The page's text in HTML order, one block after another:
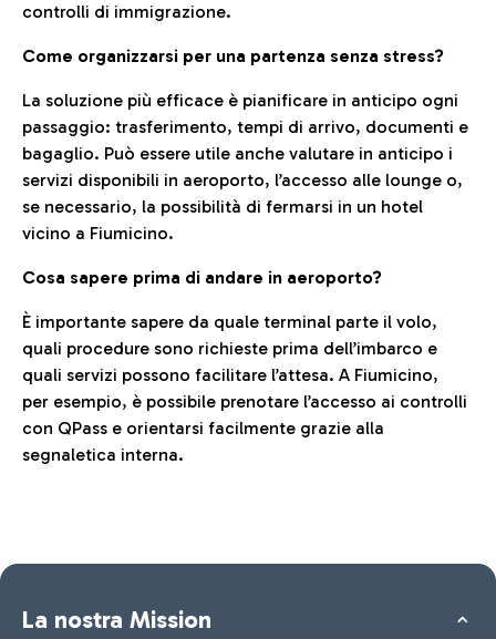
controlli di immigrazione.
Come organizzarsi per una partenza senza stress?
La soluzione più efficace è pianificare in anticipo ogni
passaggio: trasferimento, tempi di arrivo, documenti e
bagaglio. Può essere utile anche valutare in anticipo i
servizi disponibili in aeroporto, l’accesso alle lounge o,
se necessario, la possibilità di fermarsi in un hotel
vicino a Fiumicino.
Cosa sapere prima di andare in aeroporto?
È importante sapere da quale terminal parte il volo,
quali procedure sono richieste prima dell’imbarco e
quali servizi possono facilitare l’attesa. A Fiumicino,
per esempio, è possibile prenotare l’accesso ai controlli
con QPass e orientarsi facilmente grazie alla
segnaletica interna.
La nostra Mission